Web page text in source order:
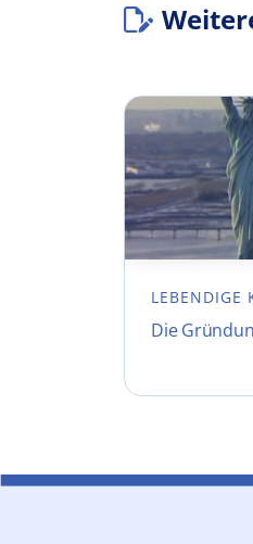
LEBENDIGE
Die